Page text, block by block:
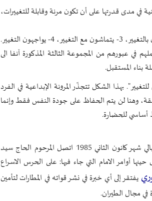
في مدى قدرتها على أن تكون مرنة وقابلة للتغييرات،
يقسّم بعض الخبراء البشر الى أربعة مجموعات أمام التغيير: 1- من هم يصنعون التغيير، 2- يتنبأون بالتغيير، 3- يتماشون مع التغيير، 4- يواجهون التغيير.
في عبورهم من المجموعة الثالثة المذكورة آنفا الى
بناء المستقبل.
بهذا الشكل تتجذّر المرونة الإبداعية في الفرد
وهنا لن يتم الحفاظ على جودة النفس فقط وإنما
أساسي للحضارة.
في خريف عام 1985وفي خضم الدفاع المقدس، واجهت ايران أزمة اختطاف طائرات، وفي أحد ليالي شهر كانون الثاني 1985 اتصل المرحوم الحاج سيد
أوامر الامام التي جاء فيها: على الحرس الاسراع
يفتقر إلى أي خبرة في نشر قواته في المطارات لتأمين
في مجال الطيران.